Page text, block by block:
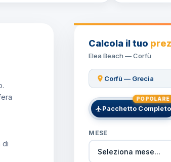
di
Calcola il tuo
Elea Beach — Corfù
Corfù — Grecia
Pacchetto Completo
POPOLARE
MESE